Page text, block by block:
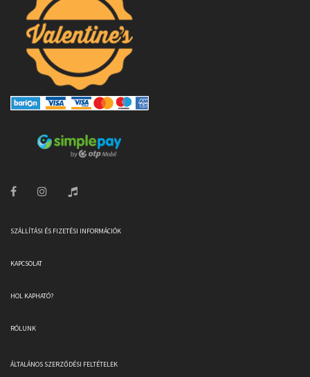
SZÁLLÍTÁSI ÉS FIZETÉSI INFORMÁCIÓK
KAPCSOLAT
HOL KAPHATÓ?
RÓLUNK
ÁLTALÁNOS SZERZŐDÉSI FELTÉTELEK